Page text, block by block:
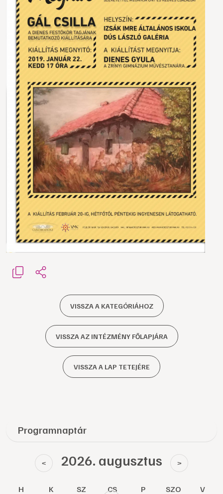
VISSZA A KATEGÓRIÁHOZ
VISSZA AZ INTÉZMÉNY FŐLAPJÁRA
VISSZA A LAP TETEJÉRE
Programnaptár
< 2026. augusztus >
H K SZ CS P SZO V